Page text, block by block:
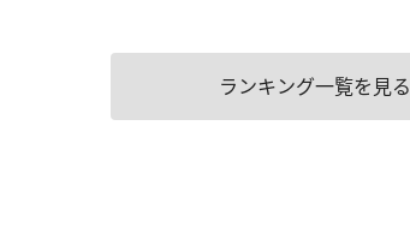
ランキング一覧を見る